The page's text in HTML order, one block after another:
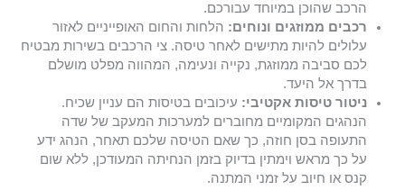
הרכב שהוכן במיוחד עבורכם.
רכבים ממוזגים ונוחים: הלחות והחום האופייניים לאזור
עלולים להיות מתישים לאחר טיסה. צי הרכבים בשירות מבטיח
לכם סביבה ממוזגת, נקייה ונעימה, המהווה מפלט מושלם
בדרך אל היעד.
ניטור טיסות אקטיבי: עיכובים בטיסות הם עניין שכיח.
הנהגים המקומיים מחוברים למערכות המעקב של שדה
התעופה בסן חוזה, כך שאם הטיסה שלכם תאחר, הנהג ידע
על כך מראש וימתין בדיוק בזמן הנחיתה המעודכן, ללא שום
קנס או חיוב על זמני המתנה.